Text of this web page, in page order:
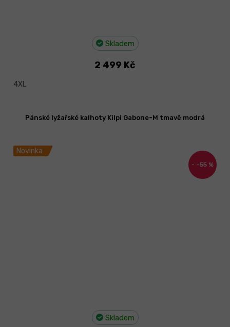
Skladem
2 499 Kč
4XL
Novinka
–55 %
Pánské lyžařské kalhoty Kilpi Gabone-M tmavě modrá
Skladem